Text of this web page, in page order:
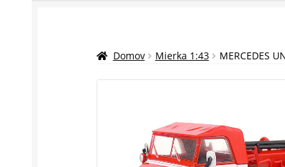
Domov Mierka 1:43 MERCEDES